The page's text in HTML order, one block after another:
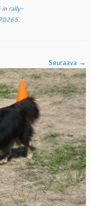
in rally-
.
Seuraava →